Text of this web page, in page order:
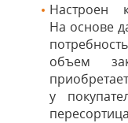
Настроен
На основе
объем
у